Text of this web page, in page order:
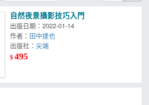
自然夜景攝影技巧入門
出版日期：2022-01-14
作者： 田中達也
出版社：
$495